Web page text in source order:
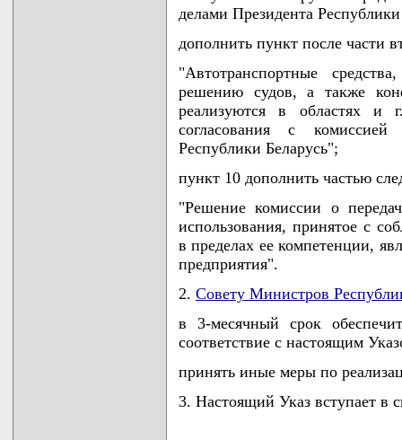
делами Президента
дополнить пункт после части
"Автотранспортные
решению судов, а также
реализуются в областях и
согласования с
Республики Беларусь";
пункт 10 дополнить частью
"Решение комиссии о
использования, принятое с
в пределах ее компетенции,
предприятия".
2. Совету Министров
в 3-месячный срок
соответствие с настоящим
принять иные меры по
3. Настоящий Указ вступает в